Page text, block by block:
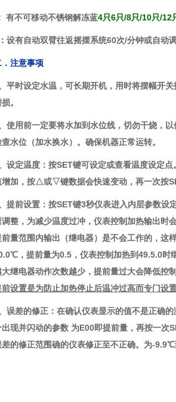
有不可移动不锈钢解冻蓝4只6只/8只/10只/12
设有自动双臂往返摇摆系统60次/分钟或自动调
．注意事项
平时设定水温，可长期开机，用时将摆幅开
。
使用前一定要将水加到水位线，切勿干烧，
查水位（加水换水）。确保机器正常运转。
设定温度：按SET键可设定或查看温度设定
增加，按△或▽键数据会快速变动，再一次按
提前设置：按SET键3秒仪表进入内层参数设
调整，为减少温度过冲，仪表控制加热输出时
前量范围内输出（继电器）是不会工作的，这
，提前量为0.5，仪表控制加热到49.5.0
大继电器动作次数越少，提前量过大会降低控
前设置是为防止加热停止后温冲过高而专门设
误差的修正：在确认仪表显示的值不是正确
出现并闪动的参数 为E00即提前量，再按一
差的修正范围确的仪表修正至不正确。为-